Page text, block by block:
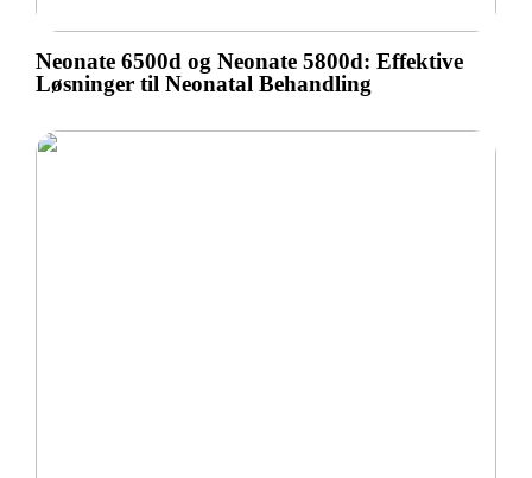
Neonate 6500d og Neonate 5800d: Effektive
Løsninger til Neonatal Behandling